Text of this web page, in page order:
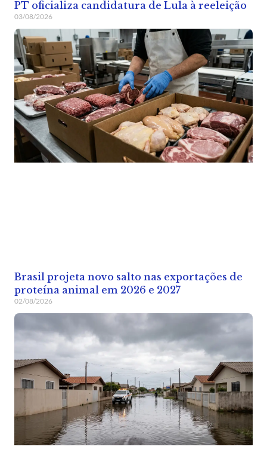
PT oficializa candidatura de Lula à reeleição
03/08/2026
Brasil projeta novo salto nas exportações de
proteína animal em 2026 e 2027
02/08/2026